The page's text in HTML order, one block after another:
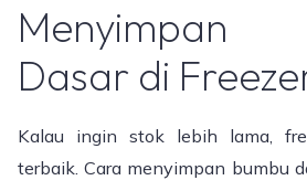
Dasar di
Kalau ingin stok lebih lama,
terbaik. Cara menyimpan bumbu